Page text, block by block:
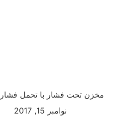
مخزن تحت فشار با تحمل فشار 20 بار
نوامبر 15, 2017